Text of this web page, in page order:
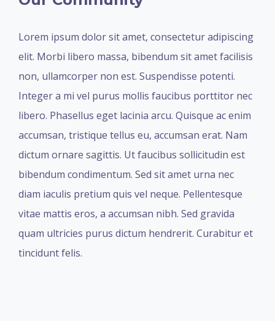
Lorem ipsum dolor sit amet, consectetur adipiscing
elit. Morbi libero massa, bibendum sit amet facilisis
non, ullamcorper non est. Suspendisse potenti.
Integer a mi vel purus mollis faucibus porttitor nec
libero. Phasellus eget lacinia arcu. Quisque ac enim
accumsan, tristique tellus eu, accumsan erat. Nam
dictum ornare sagittis. Ut faucibus sollicitudin est
bibendum condimentum. Sed sit amet urna nec
diam iaculis pretium quis vel neque. Pellentesque
vitae mattis eros, a accumsan nibh. Sed gravida
quam ultricies purus dictum hendrerit. Curabitur et
tincidunt felis.